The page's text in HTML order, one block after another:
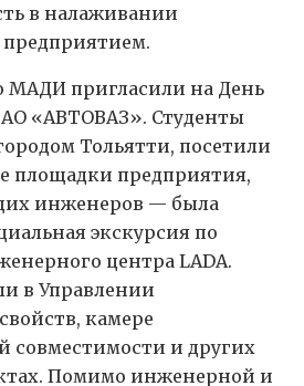
в налаживании
предприятием.
МАДИ пригласили на День
«АВТОВАЗ». Студенты
Тольятти, посетили
площадки предприятия,
инженеров — была
экскурсия по
центра LADA.
в Управлении
камере
совместимости и других
Помимо инженерной и